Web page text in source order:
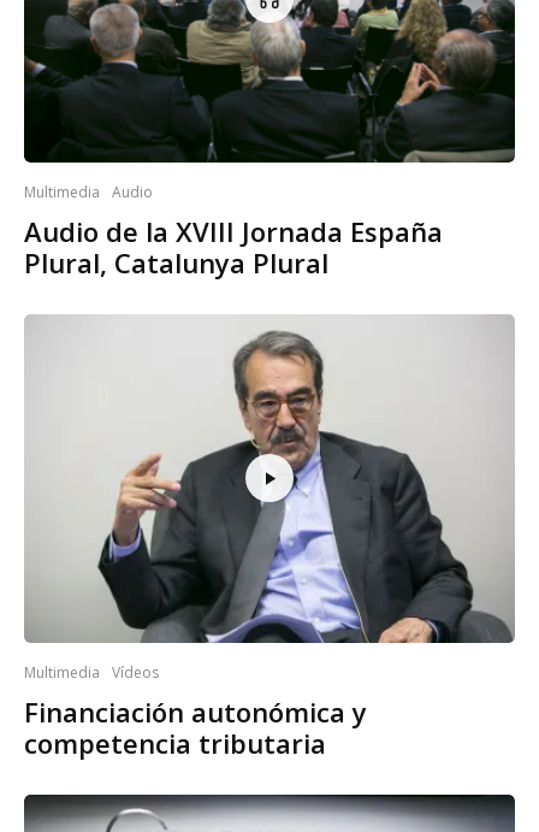
Multimedia Audio
Audio de la XVIII Jornada España
Plural, Catalunya Plural
Multimedia Vídeos
Financiación autonómica y
competencia tributaria